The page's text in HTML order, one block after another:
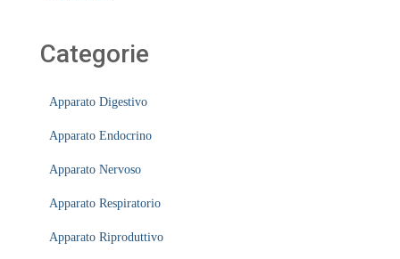
Categorie
Apparato Digestivo
Apparato Endocrino
Apparato Nervoso
Apparato Respiratorio
Apparato Riproduttivo